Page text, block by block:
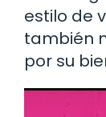
estilo de
también
por su